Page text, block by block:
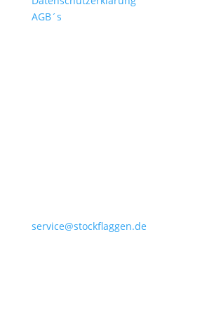
AGB´s
service@stockflaggen.de